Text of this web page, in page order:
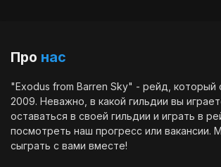
Про нас
"Exodus from Barren Sky" - рейд, который
2009. Неважно, в какой гильдии вы
оставаться в своей гильдии и играть в
посмотреть наш прогресс или вакансии.
сыграть с вами вместе!